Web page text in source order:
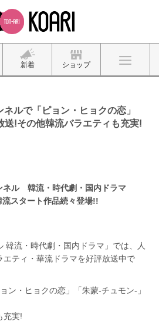
新着 ショップ
ルで「ピョン・ヒョクの恋」
送!その他韓流バラエティも充実!
ネル 韓流・時代劇・国内ドラマ
タート作品続々登場!!
韓流・時代劇・国内ドラマ」では、人
ティ・華流ドラマを好評放送中で
ン・ヒョクの恋」「朱蒙-チュモン-」
充実!